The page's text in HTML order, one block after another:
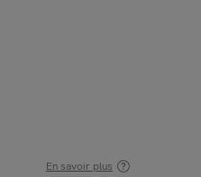
En savoir plus